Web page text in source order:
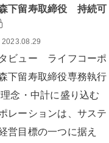
下留寿取締役 持続可
2023.08.29
ビュー ライフコーポ
下留寿取締役専務執行
・中計に盛り込む
レーションは、サステ
営目標の一つに据え